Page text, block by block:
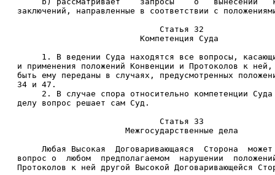
заключений, направленные в соответствии с
                             Статья 32
                         Компетенция Суда
1. В ведении Суда находятся все вопросы,
и применения положений Конвенции и Протоколов к
быть ему переданы в случаях, предусмотренных
34 и 47.
2. В случае спора относительно компетенции
делу вопрос решает сам Суд.
                             Статья 33
                      Межгосударственные дела
Любая Высокая  Договаривающаяся  Сторона
вопрос о  любом  предполагаемом  нарушении
Протоколов к ней другой Высокой Договаривающейся